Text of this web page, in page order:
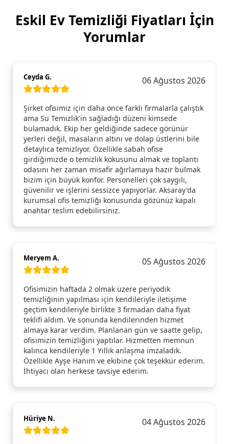
Eskil Ev Temizliği Fiyatları İçin
Yorumlar
Ceyda G. 06 Ağustos 2026
Şirket ofisimiz için daha önce farklı firmalarla çalıştık
ama Su Temizlik'in sağladığı düzeni kimsede
bulamadık. Ekip her geldiğinde sadece görünür
yerleri değil, masaların altını ve dolap üstlerini bile
detaylıca temizliyor. Özellikle sabah ofise
girdiğimizde o temizlik kokusunu almak ve toplantı
odasını her zaman misafir ağırlamaya hazır bulmak
bizim için büyük konfor. Personelleri çok saygılı,
güvenilir ve işlerini sessizce yapıyorlar. Aksaray'da
kurumsal ofis temizliği konusunda gözünüz kapalı
anahtar teslim edebilirsiniz.
Meryem A. 05 Ağustos 2026
Ofisimizin haftada 2 olmak üzere periyodik
temizliğinin yapılması için kendileriyle iletişime
geçtim kendileriyle birlikte 3 firmadan daha fiyat
teklifi aldım. Ve sonunda kendilerinden hizmet
almaya karar verdim. Planlanan gün ve saatte gelip,
ofisimizin temizliğini yaptılar. Hizmetten memnun
kalınca kendileriyle 1 Yıllık anlaşma imzaladık.
Özellikle Ayşe Hanım ve ekibine çok teşekkür ederim.
İhtiyacı olan herkese tavsiye ederim.
Hüriye N. 04 Ağustos 2026